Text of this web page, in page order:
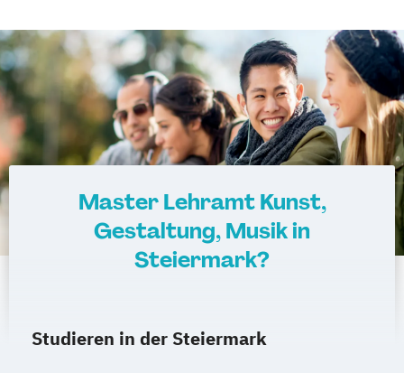
(Lehramt)
Technische und Textile Gestaltung
(Lehramt)
Türkisch
Master Lehramt Kunst,
Gestaltung, Musik in
Steiermark?
Studieren in der Steiermark